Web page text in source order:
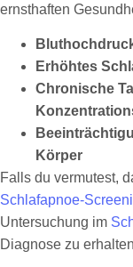
ernsthaften
Erhöhtes
Chronische
Körper
Falls du vermutest,
Schlafapnoe-
Untersuchung im
Diagnose zu